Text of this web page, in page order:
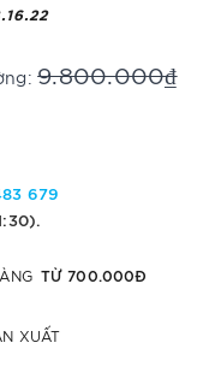
9.800.000₫
679
TỪ 700.000Đ
XUẤT